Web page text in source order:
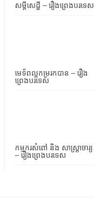
សម្តីសេដ្ឋី – រឿងព្រេងបរទេស
មេទ័ពល្អកម្ររកបាន – រឿង
ព្រេងបរទេស
កម្មករសំពៅ និង សាស្រ្តាចារ្យ
– រឿងព្រេងបរទេស